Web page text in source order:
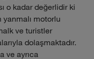
o kadar değerlidir ki
motorlu
ve turistler
dolaşmaktadır.
ve ayrıca